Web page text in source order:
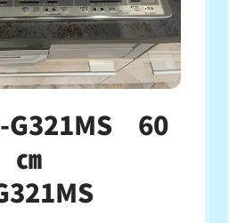
G321MS 60
㎝